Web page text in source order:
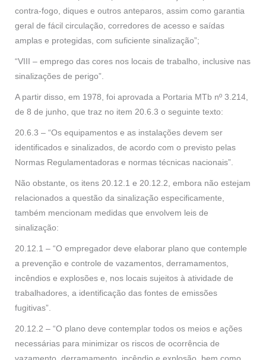
contra-fogo, diques e outros anteparos, assim como garantia
geral de fácil circulação, corredores de acesso e saídas
amplas e protegidas, com suficiente sinalização”;
“VIII – emprego das cores nos locais de trabalho, inclusive nas
sinalizações de perigo”.
A partir disso, em 1978, foi aprovada a Portaria MTb nº 3.214,
de 8 de junho, que traz no item 20.6.3 o seguinte texto:
20.6.3 – “Os equipamentos e as instalações devem ser
identificados e sinalizados, de acordo com o previsto pelas
Normas Regulamentadoras e normas técnicas nacionais”.
Não obstante, os itens 20.12.1 e 20.12.2, embora não estejam
relacionados a questão da sinalização especificamente,
também mencionam medidas que envolvem leis de
sinalização:
20.12.1 – “O empregador deve elaborar plano que contemple
a prevenção e controle de vazamentos, derramamentos,
incêndios e explosões e, nos locais sujeitos à atividade de
trabalhadores, a identificação das fontes de emissões
fugitivas”.
20.12.2 – “O plano deve contemplar todos os meios e ações
necessárias para minimizar os riscos de ocorrência de